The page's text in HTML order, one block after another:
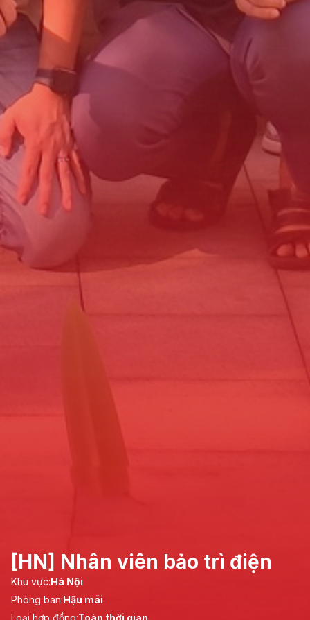
[HN] Nhân viên bảo trì điện
Khu vực:Hà Nội
Phòng ban:Hậu mãi
Loại hợp đồng:Toàn thời gian